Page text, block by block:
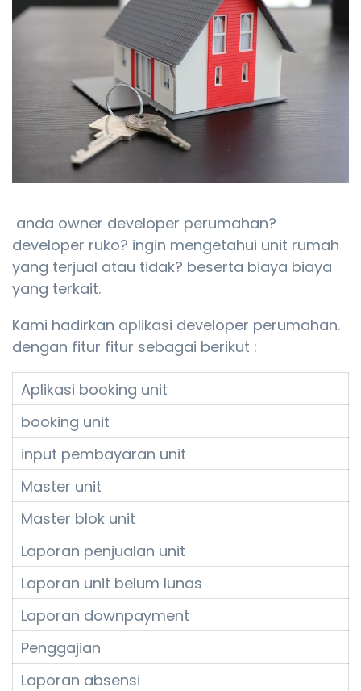
anda owner developer perumahan?
developer ruko? ingin mengetahui unit rumah
yang terjual atau tidak? beserta biaya biaya
yang terkait.
Kami hadirkan aplikasi developer perumahan.
dengan fitur fitur sebagai berikut :
Aplikasi booking unit
booking unit
input pembayaran unit
Master unit
Master blok unit
Laporan penjualan unit
Laporan unit belum lunas
Laporan downpayment
Penggajian
Laporan absensi